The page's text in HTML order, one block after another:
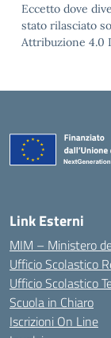
Eccetto dove
stato rilasciato
Attribuzione 4.0
Link Esterni
MIM – Ministero
Ufficio Scolastico
Ufficio Scolastico
Scuola in Chiaro
Iscrizioni On Line